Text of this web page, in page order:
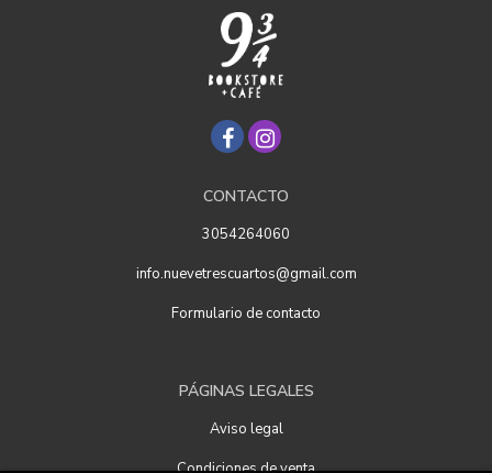
CONTACTO
3054264060
info.nuevetrescuartos@gmail.com
Formulario de contacto
PÁGINAS LEGALES
Aviso legal
Condiciones de venta